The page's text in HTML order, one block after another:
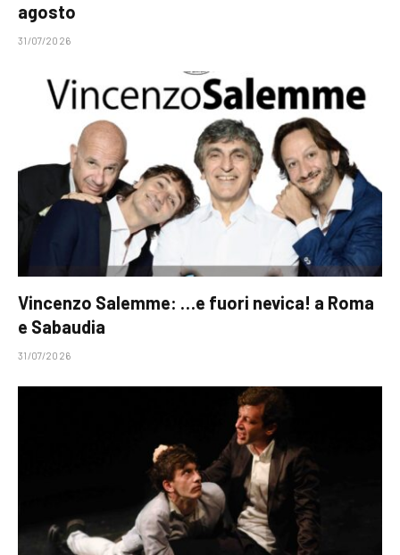
agosto
31/07/2026
Vincenzo Salemme: …e fuori nevica! a Roma
e Sabaudia
31/07/2026